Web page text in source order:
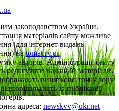
законодавством України.
матеріалів сайту можливе
(для інтернет-видань —
наtomat.rv.ua
авторів. Адміністрація сайту
надані їй матеріали.
винятково точку зору
за публікації
адреса: newskvv@ukr.net